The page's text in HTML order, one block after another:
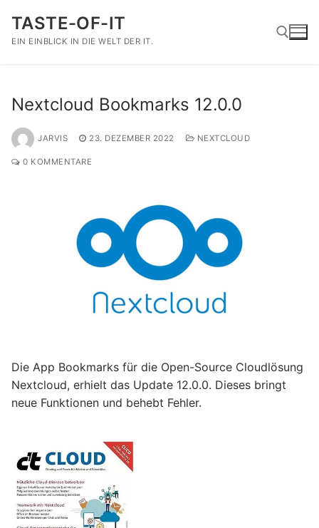
Inhalt
springen
TASTE-OF-IT
EIN EINBLICK IN DIE WELT DER IT.
Nextcloud Bookmarks 12.0.0
JARVIS 23. DEZEMBER 2022 NEXTCLOUD
0 KOMMENTARE
Die App Bookmarks für die Open-Source Cloudlösung
Nextcloud, erhielt das Update 12.0.0. Dieses bringt
neue Funktionen und behebt Fehler.